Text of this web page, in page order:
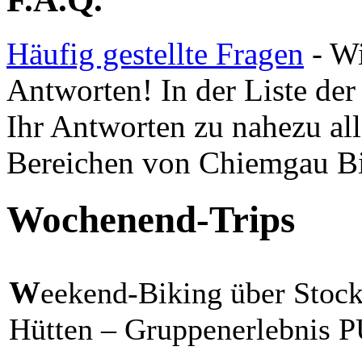
Häufig gestellte Fragen -
Antworten! In der Liste
Ihr Antworten zu nahezu
Bereichen von Chiemgau
Wochenend-Trips
Weekend-Biking über
Hütten – Gruppenerlebnis